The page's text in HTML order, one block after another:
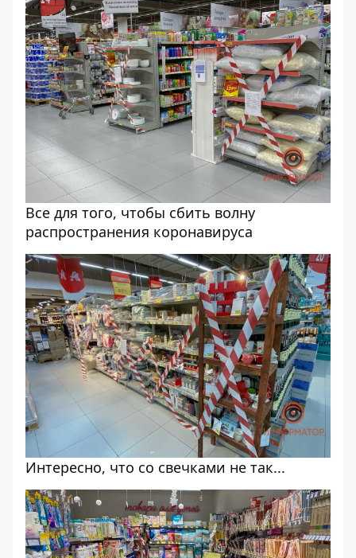
Все для того, чтобы сбить волну
распространения коронавируса
Интересно, что со свечками не так...